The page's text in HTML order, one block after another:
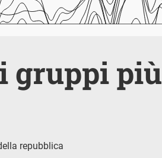
gruppi più
repubblica